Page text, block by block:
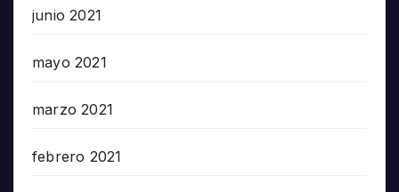
junio 2021
mayo 2021
marzo 2021
febrero 2021